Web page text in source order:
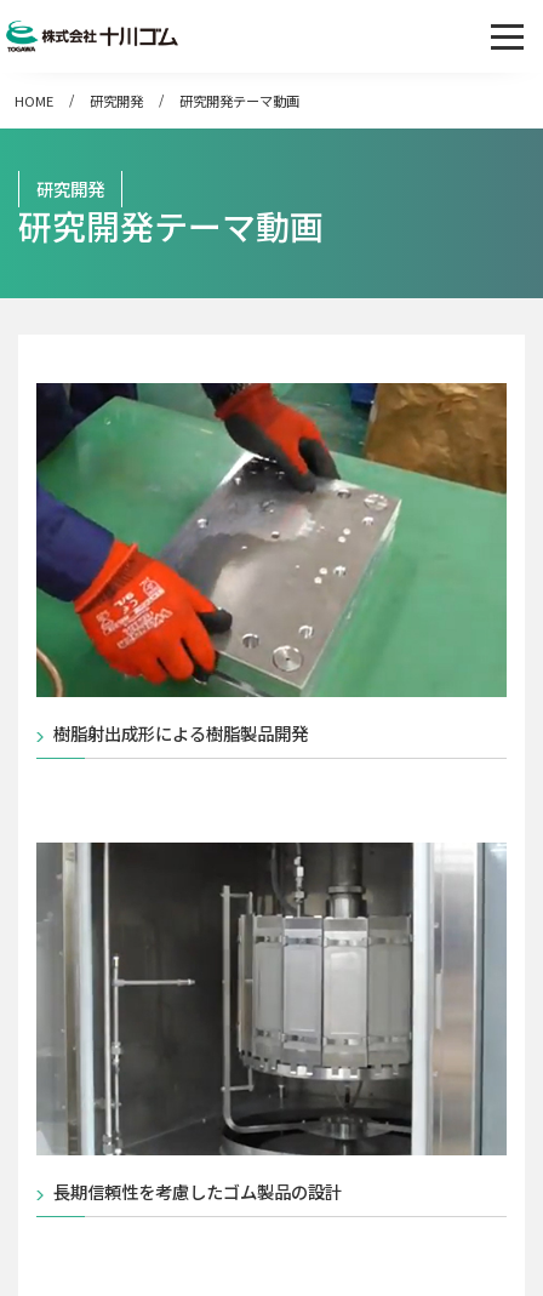
HOME 研究開発 研究開発テーマ動画
研究開発
研究開発テーマ動画
樹脂射出成形による樹脂製品開発
長期信頼性を考慮したゴム製品の設計